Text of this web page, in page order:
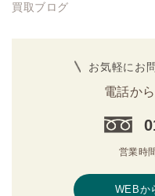
買取ブログ
お気軽にお
電話か
営業時
WEBか